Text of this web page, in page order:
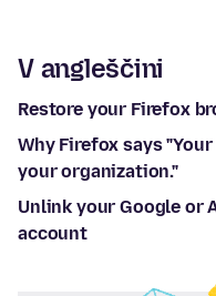
V angleščini
Restore your Firefox
Why Firefox says
your organization."
Unlink your Google or
account